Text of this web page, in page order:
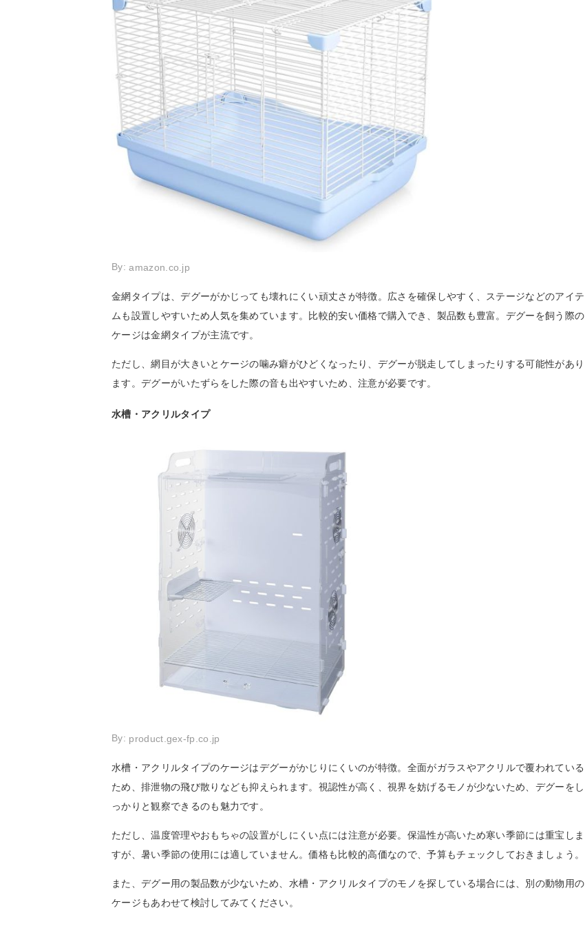
By:amazon.co.jp
金網タイプは、デグーがかじっても壊れにくい頑丈さが特徴。広さを確保しやすく、ステージなどのアイテ
ムも設置しやすいため人気を集めています。比較的安い価格で購入でき、製品数も豊富。デグーを飼う際の
ケージは金網タイプが主流です。
ただし、網目が大きいとケージの噛み癖がひどくなったり、デグーが脱走してしまったりする可能性があり
ます。デグーがいたずらをした際の音も出やすいため、注意が必要です。
水槽・アクリルタイプ
By: product.gex-fp.co.jp
水槽・アクリルタイプのケージはデグーがかじりにくいのが特徴。全面がガラスやアクリルで覆われている
ため、排泄物の飛び散りなども抑えられます。視認性が高く、視界を妨げるモノが少ないため、デグーをし
っかりと観察できるのも魅力です。
ただし、温度管理やおもちゃの設置がしにくい点には注意が必要。保温性が高いため寒い季節には重宝しま
すが、暑い季節の使用には適していません。価格も比較的高価なので、予算もチェックしておきましょう。
また、デグー用の製品数が少ないため、水槽・アクリルタイプのモノを探している場合には、別の動物用の
ケージもあわせて検討してみてください。